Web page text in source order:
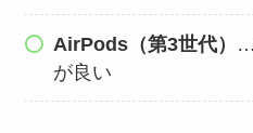
AirPods（第3世代）
が良い